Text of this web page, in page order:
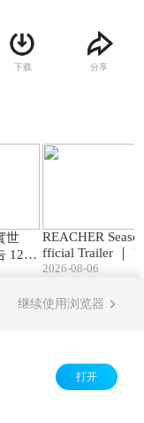
下载 分享
世
12.2
首
REACHER
fficial Trailer ｜
deo
2026-08-06
继续使用浏览器
打开